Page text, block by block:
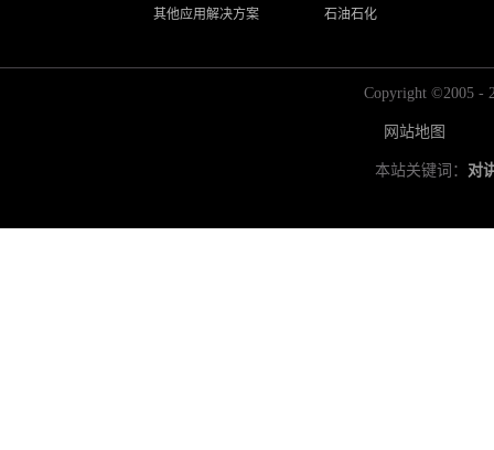
其他应用解决方案
石油石化
Copyright ©2005 -
网站地图
本站关键词： 对